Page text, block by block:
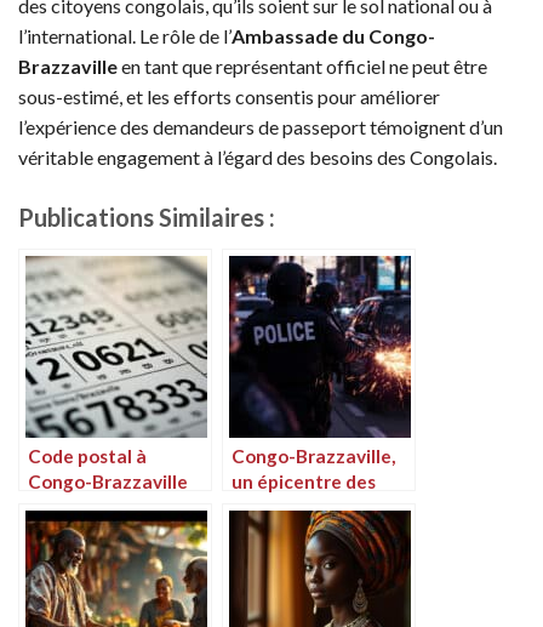
des citoyens congolais, qu’ils soient sur le sol national ou à
l’international. Le rôle de l’Ambassade du Congo-
Brazzavilleen tant que représentant officiel ne peut être
sous-estimé, et les efforts consentis pour améliorer
l’expérience des demandeurs de passeport témoignent d’un
véritable engagement à l’égard des besoins des Congolais.
Publications Similaires :
Code postal à
Congo-Brazzaville
pour les envois
Western Union
Congo-Brazzaville,
un épicentre des
abus policiers en
Afrique